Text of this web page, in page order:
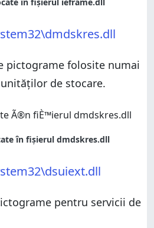
pictograme folosite numai
de stocare.
pentru servicii de